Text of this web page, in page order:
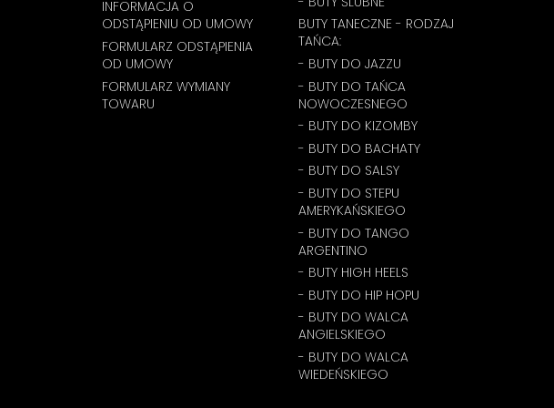
INFORMACJA O
ODSTĄPIENIU OD UMOWY
FORMULARZ ODSTĄPIENIA
OD UMOWY
FORMULARZ WYMIANY
TOWARU
BUTY TANECZNE - RODZAJ
TAŃCA:
- BUTY DO JAZZU
- BUTY DO TAŃCA
NOWOCZESNEGO
- BUTY DO KIZOMBY
- BUTY DO BACHATY
- BUTY DO SALSY
- BUTY DO STEPU
AMERYKAŃSKIEGO
- BUTY DO TANGO
ARGENTINO
- BUTY HIGH HEELS
- BUTY DO HIP HOPU
- BUTY DO WALCA
ANGIELSKIEGO
- BUTY DO WALCA
WIEDEŃSKIEGO